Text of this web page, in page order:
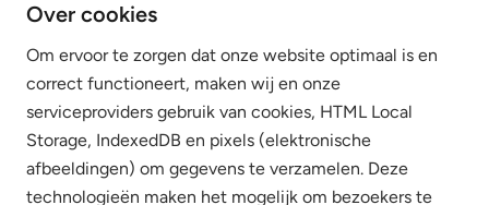
Over cookies
Om ervoor te zorgen dat onze website optimaal is en
correct functioneert, maken wij en onze
serviceproviders gebruik van cookies, HTML Local
Storage, IndexedDB en pixels (elektronische
afbeeldingen) om gegevens te verzamelen. Deze
technologieën maken het mogelijk om bezoekers te